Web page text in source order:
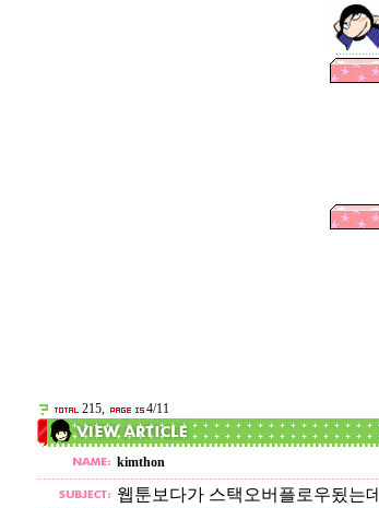
215, 4/11
kimthon
웹툰보다가 스택오버플로우됬는데